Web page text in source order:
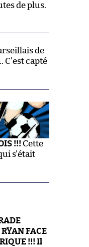
de plus.
de
C'est capté
!!! Cette
s'était
FACE
!!! Il